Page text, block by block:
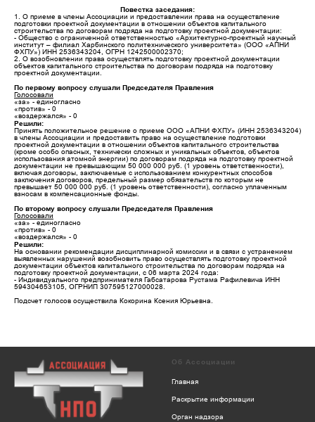
Повестка заседания:
1. О приеме в члены Ассоциации и предоставлении права на осуществление
подготовки проектной документации в отношении объектов капитального
строительства по договорам подряда на подготовку проектной документации:
- Общество с ограниченной ответственностью «Архитектурно-проектный научный
институт – филиал Харбинского политехнического университета» (ООО «АПНИ
ФХПУ») ИНН 2536343204, ОГРН 1242500002370;
2. О возобновлении права осуществлять подготовку проектной документации
объектов капитального строительства по договорам подряда на подготовку
проектной документации.
По первому вопросу слушали Председателя Правления
Голосовали
«за» - единогласно
«против» - 0
«воздержался» - 0
Решили:
Принять положительное решение о приеме ООО «АПНИ ФХПУ» (ИНН 2536343204)
в члены Ассоциации и предоставить право на осуществление подготовки
проектной документации в отношении объектов капитального строительства
(кроме особо опасных, технически сложных и уникальных объектов, объектов
использования атомной энергии) по договорам подряда на подготовку проектной
документации не превышающим 50 000 000 руб. (1 уровень ответственности),
включая договоры, заключаемые с использованием конкурентных способов
заключения договоров, предельный размер обязательств по которым не
превышает 50 000 000 руб. (1 уровень ответственности), согласно уплаченным
взносам в компенсационные фонды.
По второму вопросу слушали Председателя Правления
Голосовали
«за» - единогласно
«против» - 0
«воздержался» - 0
Решили:
На основании рекомендации дисциплинарной комиссии и в связи с устранением
выявленных нарушений возобновить право осуществлять подготовку проектной
документации объектов капитального строительства по договорам подряда на
подготовку проектной документации, с 06 марта 2024 года:
- Индивидуального предпринимателя Габсатарова Рустама Рафилевича ИНН
594304653105, ОГРНИП 307595127000028.
Подсчет голосов осуществила Кокорина Ксения Юрьевна.
Об Ассоциации
Главная
Раскрытие информации
Орган надзора